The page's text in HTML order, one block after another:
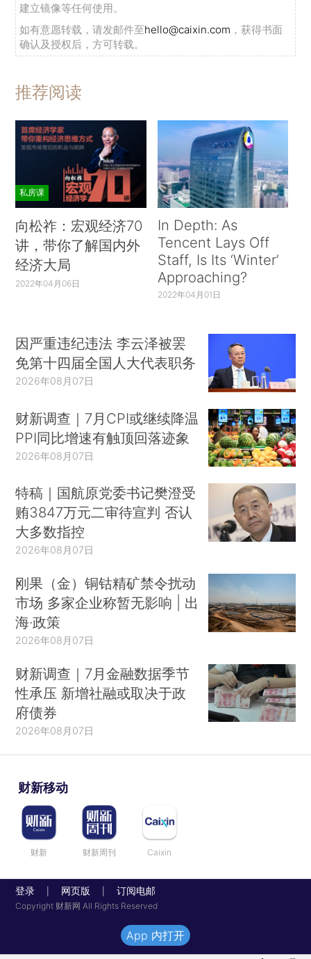
建立镜像等任何使用。
如有意愿转载，请发邮件至hello@caixin.com ，获得书面
确认及授权后，方可转载。
推荐阅读
私房课
向松祚：宏观经济70
讲，带你了解国内外
经济大局
2022年04月06日
In Depth: As
Tencent Lays Off
Staff, Is Its ‘Winter’
Approaching?
2022年04月01日
因严重违纪违法 李云泽被罢
免第十四届全国人大代表职务
2026年08月07日
财新调查｜7月CPI或继续降温
PPI同比增速有触顶回落迹象
2026年08月07日
特稿｜国航原党委书记樊澄受
贿3847万元二审待宣判 否认
大多数指控
2026年08月07日
刚果（金）铜钴精矿禁令扰动
市场 多家企业称暂无影响 | 出
海·政策
2026年08月07日
财新调查｜7月金融数据季节
性承压 新增社融或取决于政
府债券
2026年08月07日
财新移动
财新 财新周刊 Caixin
登录 网页版 订阅电邮
Copyright 财新网 All Rights Reserved
App 内打开